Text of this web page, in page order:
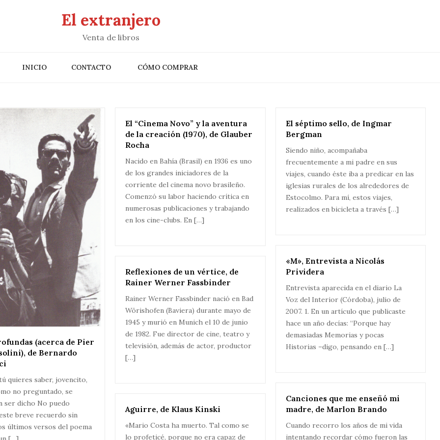
El extranjero
Venta de libros
INICIO CONTACTO CÓMO COMPRAR
(acerca de Pier
de Bernardo
quieres saber, jovencito,
no preguntado, se
ser dicho No puedo
breve recuerdo sin
últimos versos del poema
El “Cinema Novo” y la aventura
de la creación (1970), de Glauber
Rocha
Nacido en Bahía (Brasil) en 1936 es uno
de los grandes iniciadores de la
corriente del cinema novo brasileño.
Comenzó su labor haciendo crítica en
numerosas publicaciones y trabajando
en los cine-clubs. En […]
El séptimo sello, de Ingmar
Bergman
Siendo niño, acompañaba
frecuentemente a mi padre en sus
viajes, cuando éste iba a predicar en las
iglesias rurales de los alrededores de
Estocolmo. Para mí, estos viajes,
realizados en bicicleta a través […]
«M», Entrevista a Nicolás
Prividera
Entrevista aparecida en el diario La
Voz del Interior (Córdoba), julio de
2007. 1. En un artículo que publicaste
hace un año decías: “Porque hay
demasiadas Memorias y pocas
Historias –digo, pensando en […]
Reflexiones de un vértice, de
Rainer Werner Fassbinder
Rainer Werner Fassbinder nació en Bad
Wörishofen (Baviera) durante mayo de
1945 y murió en Munich el 10 de junio
de 1982. Fue director de cine, teatro y
televisión, además de actor, productor
[…]
Canciones que me enseñó mi
madre, de Marlon Brando
Cuando recorro los años de mi vida
intentando recordar cómo fueron las
Aguirre, de Klaus Kinski
«Mario Costa ha muerto. Tal como se
lo profeticé, porque no era capaz de